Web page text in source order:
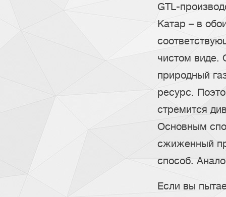
GTL-
Катар – в
чистом виде.
природный
ресурс.
стремится
Основным
сжиженный
способ.
Если вы